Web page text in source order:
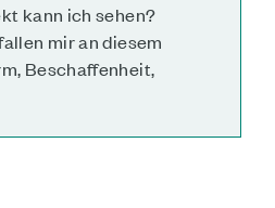
kann ich sehen?
mir an diesem
Beschaffenheit,